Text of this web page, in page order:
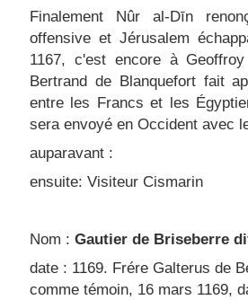
Finalement Nûr al-Dīn
offensive et Jérusalem
1167, c'est encore à
Bertrand de Blanquefort fait
entre les Francs et les
sera envoyé en Occident avec
auparavant :
ensuite: Visiteur Cismarin
Nom : Gautier de Briseberre
date : 1169. Frére Galterus de
comme témoin, 16 mars 1169,